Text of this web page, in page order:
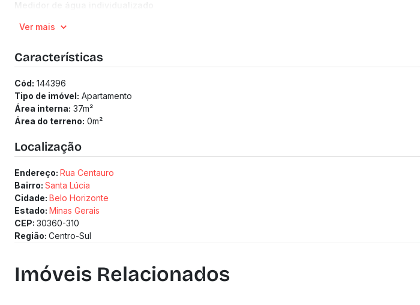
Medidor de água individualizado
Ver mais
Características
Cód: 144396
Tipo de imóvel: Apartamento
Área interna: 37m²
Área do terreno: 0m²
Localização
Endereço: Rua Centauro
Bairro: Santa Lúcia
Cidade: Belo Horizonte
Estado: Minas Gerais
CEP: 30360-310
Região: Centro-Sul
Imóveis Relacionados